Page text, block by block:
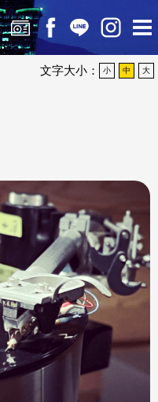
文字大小： 小 中 大